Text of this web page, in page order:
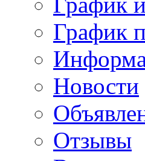
График
Новости
Отзывы